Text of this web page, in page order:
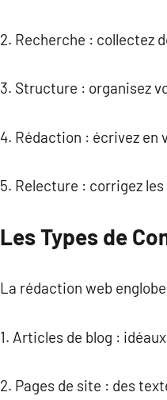
2. Recherche : collectez
3. Structure : organisez
4. Rédaction : écrivez
5. Relecture : corrigez
Les Types de
La rédaction web
1. Articles de blog :
2. Pages de site : des